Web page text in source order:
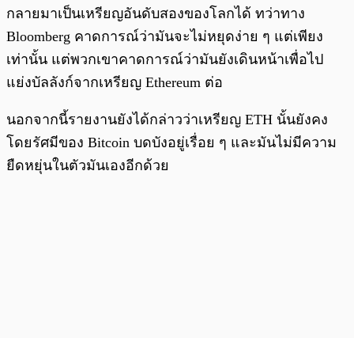
กลายมาเป็นเหรียญอันดับสองของโลกได้ ทว่าทาง
Bloomberg คาดการณ์ว่ามันจะไม่หยุดง่าย ๆ แต่เพียง
เท่านั้น แต่พวกเขาคาดการณ์ว่ามันยังเดินหน้าเพื่อไป
แย่งบัลลังก์จากเหรียญ Ethereum ต่อ
นอกจากนี้รายงานยังได้กล่าวว่าเหรียญ ETH นั้นยังคง
โดยรัศมีของ Bitcoin บดบังอยู่เรื่อย ๆ และมันไม่มีความ
ยืดหยุ่นในตัวมันเองอีกด้วย